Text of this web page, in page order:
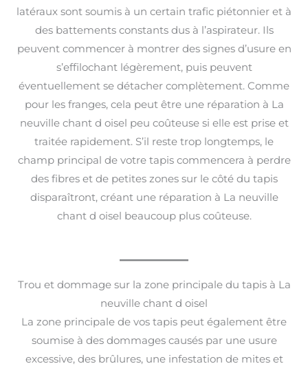
latéraux sont soumis à un certain trafic piétonnier et à
des battements constants dus à l’aspirateur. Ils
peuvent commencer à montrer des signes d’usure en
s’effilochant légèrement, puis peuvent
éventuellement se détacher complètement. Comme
pour les franges, cela peut être une réparation à La
neuville chant d oisel peu coûteuse si elle est prise et
traitée rapidement. S’il reste trop longtemps, le
champ principal de votre tapis commencera à perdre
des fibres et de petites zones sur le côté du tapis
disparaîtront, créant une réparation à La neuville
chant d oisel beaucoup plus coûteuse.
Trou et dommage sur la zone principale du tapis à La
neuville chant d oisel
La zone principale de vos tapis peut également être
soumise à des dommages causés par une usure
excessive, des brûlures, une infestation de mites et